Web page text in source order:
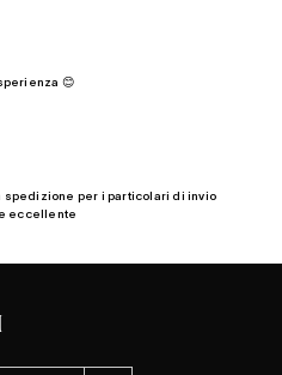
😊
spedizione per i particolari di invio
eccellente